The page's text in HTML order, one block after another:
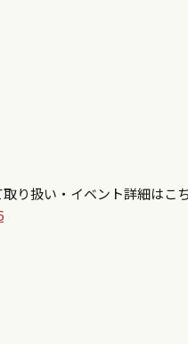
取り扱い・イベント詳細は